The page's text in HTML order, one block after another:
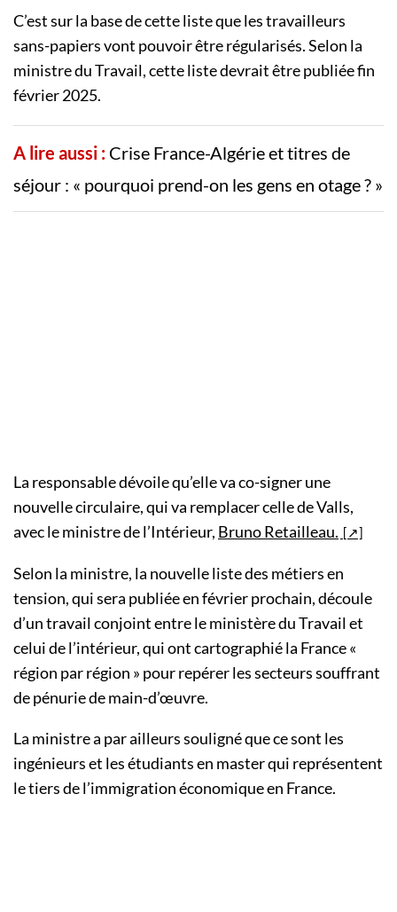
C’est sur la base de cette liste que les travailleurs
sans-papiers vont pouvoir être régularisés. Selon la
ministre du Travail, cette liste devrait être publiée fin
février 2025.
A lire aussi : Crise France-Algérie et titres de
séjour : « pourquoi prend-on les gens en otage ? »
La responsable dévoile qu’elle va co-signer une
nouvelle circulaire, qui va remplacer celle de Valls,
avec le ministre de l’Intérieur, Bruno Retailleau.
Selon la ministre, la nouvelle liste des métiers en
tension, qui sera publiée en février prochain, découle
d’un travail conjoint entre le ministère du Travail et
celui de l’intérieur, qui ont cartographié la France «
région par région » pour repérer les secteurs souffrant
de pénurie de main-d’œuvre.
La ministre a par ailleurs souligné que ce sont les
ingénieurs et les étudiants en master qui représentent
le tiers de l’immigration économique en France.